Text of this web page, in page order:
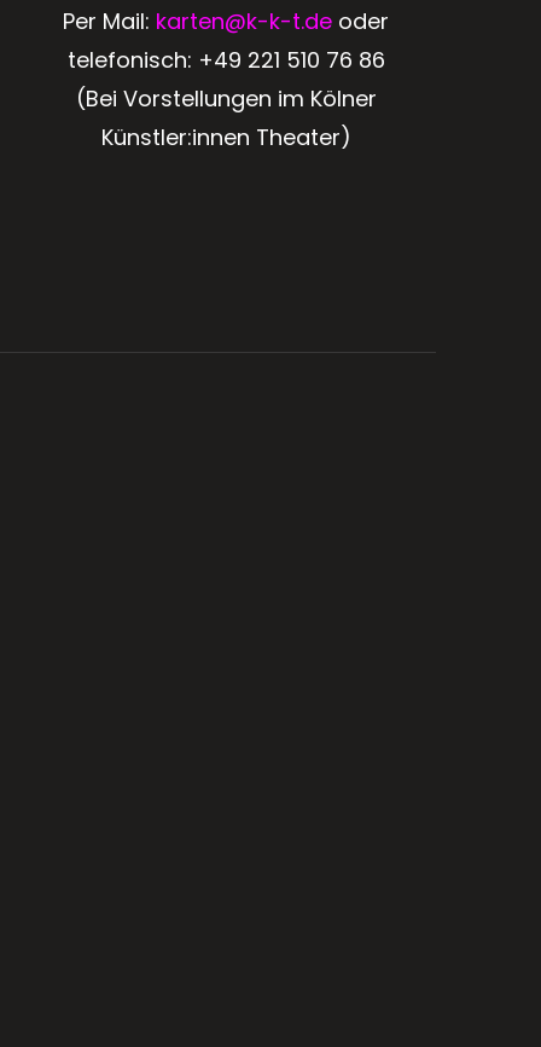
Per Mail: karten@k-k-t.de oder
telefonisch: +49 221 510 76 86
(Bei Vorstellungen im Kölner
Künstler:innen Theater)